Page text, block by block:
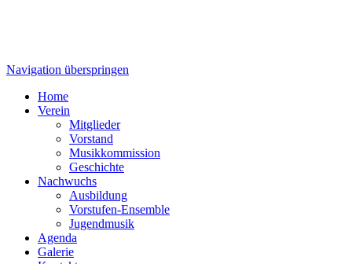
Navigation überspringen
Home
Verein
Mitglieder
Vorstand
Musikkommission
Geschichte
Nachwuchs
Ausbildung
Vorstufen-Ensemble
Jugendmusik
Agenda
Galerie